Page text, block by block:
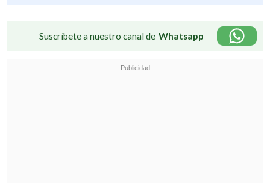
Suscríbete a nuestro canal de Whatsapp